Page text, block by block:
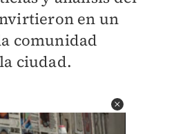
en un
comunidad
ciudad.